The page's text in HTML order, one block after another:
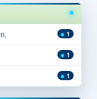
1
1
1